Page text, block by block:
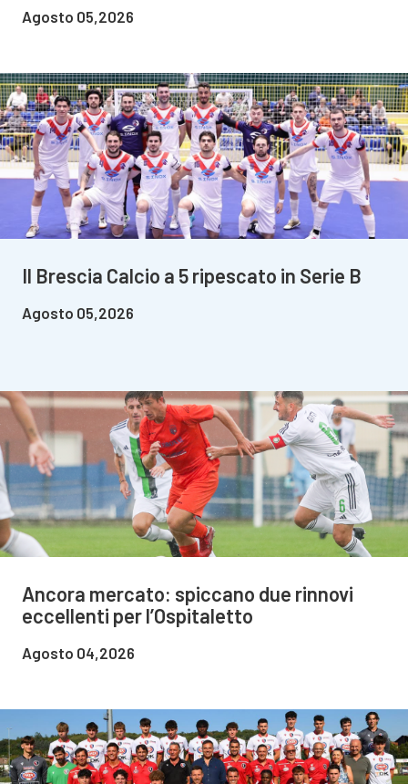
Agosto 05,2026
Il Brescia Calcio a 5 ripescato in Serie B
Agosto 05,2026
Ancora mercato: spiccano due rinnovi
eccellenti per l’Ospitaletto
Agosto 04,2026